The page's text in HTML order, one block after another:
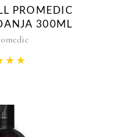
PROMEDIC
300ML